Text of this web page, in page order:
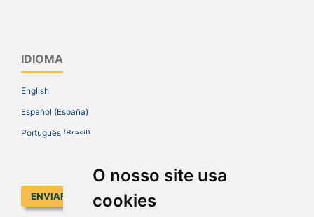
O nosso site usa
cookies
IDIOMA
English
Español (España)
Português (Brasil)
ENVIAR SUBMISSÃO